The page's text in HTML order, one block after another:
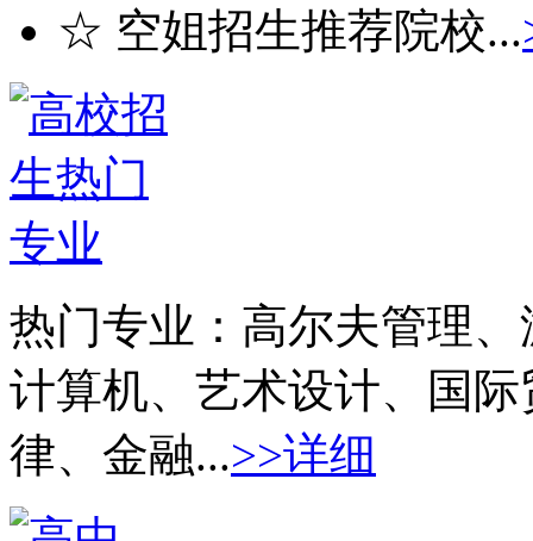
☆ 空姐招生推荐院校...
热门专业： 高尔夫管理
计算机、艺术设计、国
律、金融...>>详细